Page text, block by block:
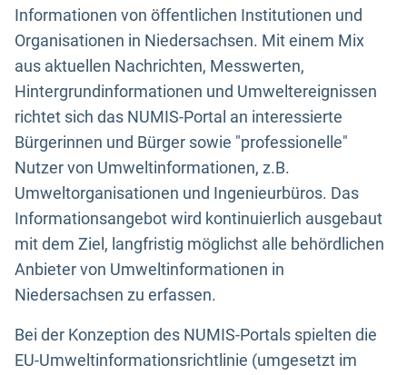
Informationen von öffentlichen Institutionen und
Organisationen in Niedersachsen. Mit einem Mix
aus aktuellen Nachrichten, Messwerten,
Hintergrundinformationen und Umweltereignissen
richtet sich das NUMIS-Portal an interessierte
Bürgerinnen und Bürger sowie "professionelle"
Nutzer von Umweltinformationen, z.B.
Umweltorganisationen und Ingenieurbüros. Das
Informationsangebot wird kontinuierlich ausgebaut
mit dem Ziel, langfristig möglichst alle behördlichen
Anbieter von Umweltinformationen in
Niedersachsen zu erfassen.
Bei der Konzeption des NUMIS-Portals spielten die
EU-Umweltinformationsrichtlinie (umgesetzt im